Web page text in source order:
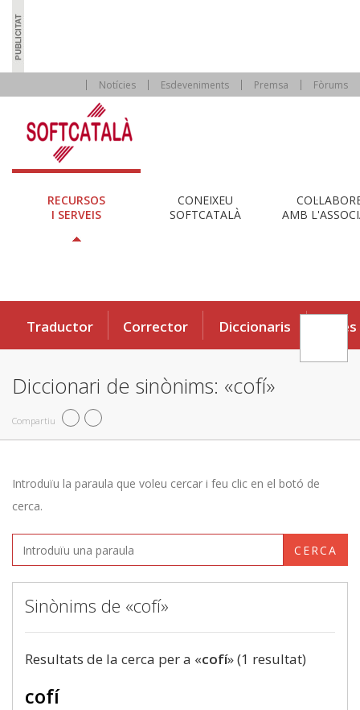
Notícies Esdeveniments Premsa Fòrums
RECURSOS
I SERVEIS
CONEIXEU
SOFTCATALÀ
AMB
Traductor Corrector Diccionaris Eines
Diccionari de sinònims: «cofí»
Compartiu
Introduïu la paraula que voleu cercar i feu clic en el botó de
cerca.
CERCA
Sinònims de «cofí»
Resultats de la cerca per a «cofí» (1 resultat)
cofí